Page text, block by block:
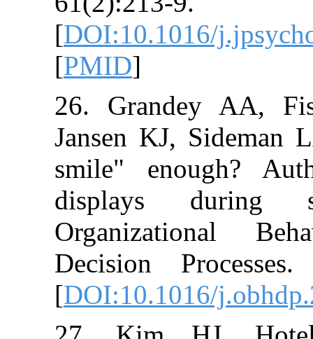
[DOI:10.1016/
[
26. Grandey
Jansen KJ,
smile"
displays
Decision
[DOI:10.1016/